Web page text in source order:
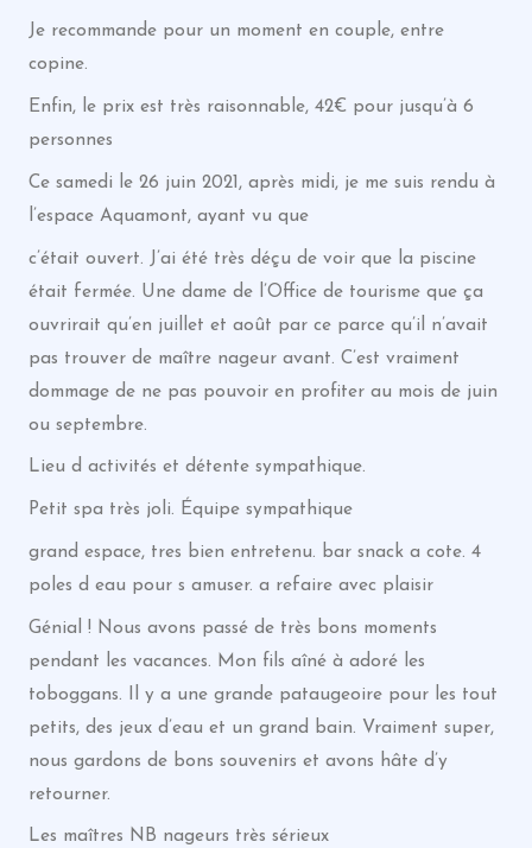
Je recommande pour un moment en couple, entre
copine.
Enfin, le prix est très raisonnable, 42€ pour jusqu’à 6
personnes
Ce samedi le 26 juin 2021, après midi, je me suis rendu à
l’espace Aquamont, ayant vu que
c’était ouvert. J’ai été très déçu de voir que la piscine
était fermée. Une dame de l’Office de tourisme que ça
ouvrirait qu’en juillet et août par ce parce qu’il n’avait
pas trouver de maître nageur avant. C’est vraiment
dommage de ne pas pouvoir en profiter au mois de juin
ou septembre.
Lieu d activités et détente sympathique.
Petit spa très joli. Équipe sympathique
grand espace, tres bien entretenu. bar snack a cote. 4
poles d eau pour s amuser. a refaire avec plaisir
Génial ! Nous avons passé de très bons moments
pendant les vacances. Mon fils aîné à adoré les
toboggans. Il y a une grande pataugeoire pour les tout
petits, des jeux d’eau et un grand bain. Vraiment super,
nous gardons de bons souvenirs et avons hâte d’y
retourner.
Les maîtres NB nageurs très sérieux